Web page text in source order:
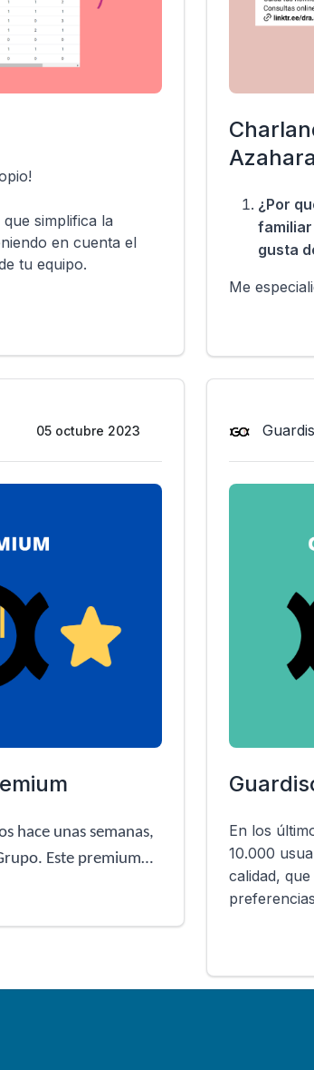
simplifica la
en cuenta el
tu equipo.
¿Por
familiar
gusta
Me
05 octubre 2023
hace unas semanas,
Este premium…
En los
10.000
calidad,